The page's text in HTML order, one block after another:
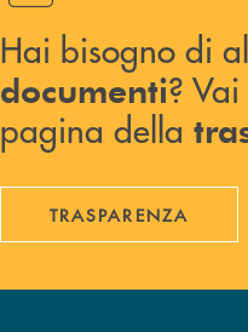
Hai bisogno di
documenti?
pagina della
TRASPARENZA